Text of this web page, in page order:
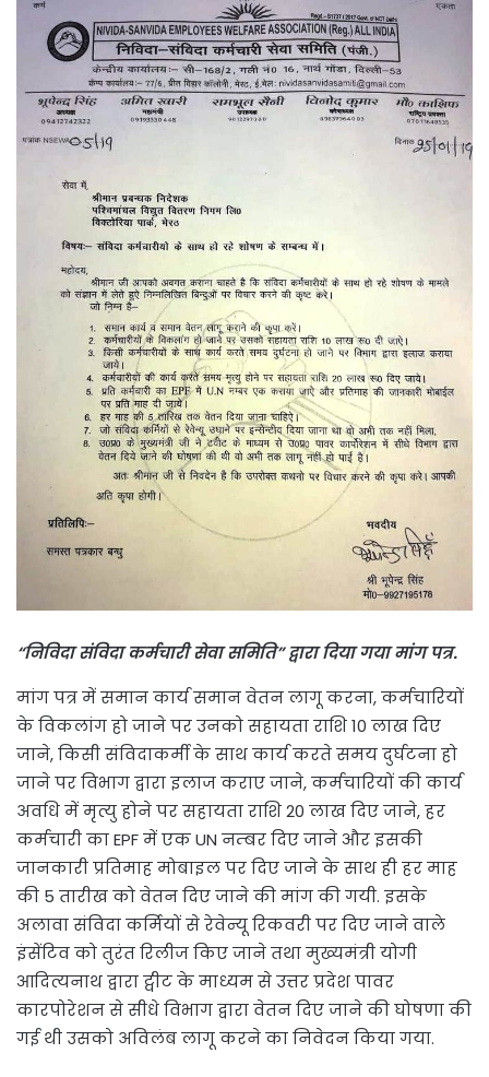
“निविदा संविदा कर्मचारी सेवा समिति” द्वारा दिया गया मांग पत्र.
मांग पत्र में समान कार्य समान वेतन लागू करना, कर्मचारियों
के विकलांग हो जाने पर उनको सहायता राशि 10 लाख दिए
जाने, किसी संविदाकर्मी के साथ कार्य करते समय दुर्घटना हो
जाने पर विभाग द्वारा इलाज कराए जाने, कर्मचारियों की कार्य
अवधि में मृत्यु होने पर सहायता राशि 20 लाख दिए जाने, हर
कर्मचारी का EPF में एक UN नम्बर दिए जाने और इसकी
जानकारी प्रतिमाह मोबाइल पर दिए जाने के साथ ही हर माह
की 5 तारीख को वेतन दिए जाने की मांग की गयी. इसके
अलावा संविदा कर्मियों से रेवेन्यू रिकवरी पर दिए जाने वाले
इंसेंटिव को तुरंत रिलीज किए जाने तथा मुख्यमंत्री योगी
आदित्यनाथ द्वारा ट्वीट के माध्यम से उत्तर प्रदेश पावर
कारपोरेशन से सीधे विभाग द्वारा वेतन दिए जाने की घोषणा की
गई थी उसको अविलंब लागू करने का निवेदन किया गया.